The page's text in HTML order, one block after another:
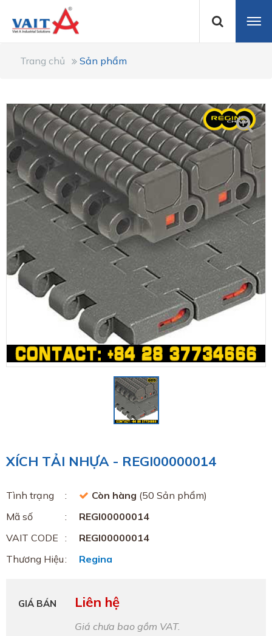
Trang chủ Sản phẩm
XÍCH TẢI NHỰA - REGI00000014
Tình trạng Còn hàng (50 Sản phẩm)
Mã số
REGI00000014
VAIT CODE
REGI00000014
Thương Hiệu
Regina
GIÁ BÁN Liên hệ
Giá chưa bao gồm VAT.